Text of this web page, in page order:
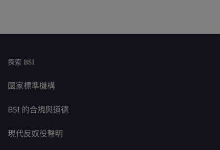
探索 BSI
國家標準機構
BSI 的合規與道德
現代反奴役聲明